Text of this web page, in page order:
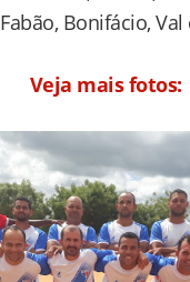
Bonifácio, Val
Veja mais fotos: